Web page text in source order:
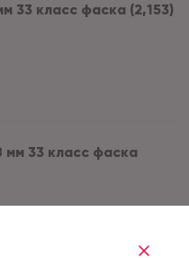
33 класс фаска (2,153)
33 класс фаска